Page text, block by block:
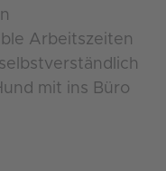
Arbeitszeiten
mit ins Büro